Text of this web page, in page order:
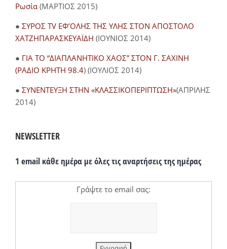
Ρωσία (ΜΑΡΤΙΟΣ 2015)
● ΣΥΡΟΣ TV ΕΦ’ΟΛΗΣ ΤΗΣ ΥΛΗΣ ΣΤΟΝ ΑΠΟΣΤΟΛΟ
ΧΑΤΖΗΠΑΡΑΣΚΕΥΑΪΔΗ (ΙΟΥΝΙΟΣ 2014)
● ΓΙΑ ΤΟ “ΔΙΑΠΛΑΝΗΤΙΚΟ ΧΑΟΣ” ΣΤΟΝ Γ. ΣΑΧΙΝΗ
(ΡΑΔΙΟ ΚΡΗΤΗ 98.4) (ΙΟΥΛΙΟΣ 2014)
● ΣΥΝΕΝΤΕΥΞΗ ΣΤΗΝ «ΚΛΑΣΣΙΚΟΠΕΡΙΠΤΩΣΗ»(ΑΠΡΙΛΗΣ
2014)
NEWSLETTER
1 email κάθε ημέρα με όλες τις αναρτήσεις της ημέρας
Γράψτε το email σας: